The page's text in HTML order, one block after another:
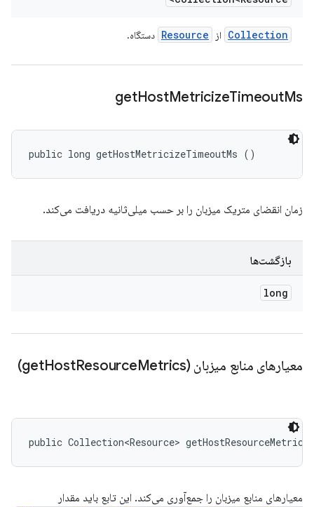
Collection از Resource دستگاه.
getHostMetricizeTimeoutMs
public long getHostMetricizeTimeoutMs ()
زمان انقضای متریک میزبان را بر حسب میلی‌ثانیه دریافت می‌کند.
بازگشت‌ها
long
معیارهای منابع میزبان (get HostResourceMetrics)
public Collection<Resource>
معیارهای منابع میزبان را جمع‌آوری می‌کند. این تابع باید مقدار